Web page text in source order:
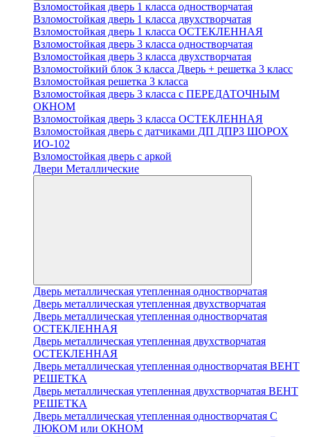
Взломостойкая дверь 1 класса одностворчатая
Взломостойкая дверь 1 класса двухстворчатая
Взломостойкая дверь 1 класса ОСТЕКЛЕННАЯ
Взломостойкая дверь 3 класса одностворчатая
Взломостойкая дверь 3 класса двухстворчатая
Взломостойкий блок 3 класса Дверь + решетка 3 класс
Взломостойкая решетка 3 класса
Взломостойкая дверь 3 класса с ПЕРЕДАТОЧНЫМ
ОКНОМ
Взломостойкая дверь 3 класса ОСТЕКЛЕННАЯ
Взломостойкая дверь с датчиками ДП ДПРЗ ШОРОХ
ИО-102
Взломостойкая дверь с аркой
Двери Металлические
Дверь металлическая утепленная одностворчатая
Дверь металлическая утепленная двухстворчатая
Дверь металлическая утепленная одностворчатая
ОСТЕКЛЕННАЯ
Дверь металлическая утепленная двухстворчатая
ОСТЕКЛЕННАЯ
Дверь металлическая утепленная одностворчатая ВЕНТ
РЕШЕТКА
Дверь металлическая утепленная двухстворчатая ВЕНТ
РЕШЕТКА
Дверь металлическая утепленная одностворчатая С
ЛЮКОМ или ОКНОМ